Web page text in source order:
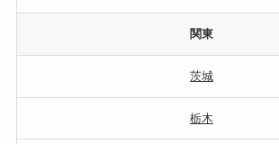
関東
茨城
栃木